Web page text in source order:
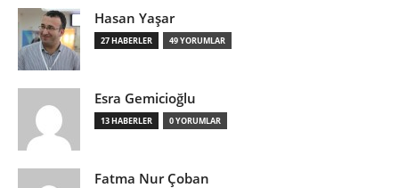
Hasan Yaşar
27 HABERLER 49 YORUMLAR
Esra Gemicioğlu
13 HABERLER 0 YORUMLAR
Fatma Nur Çoban